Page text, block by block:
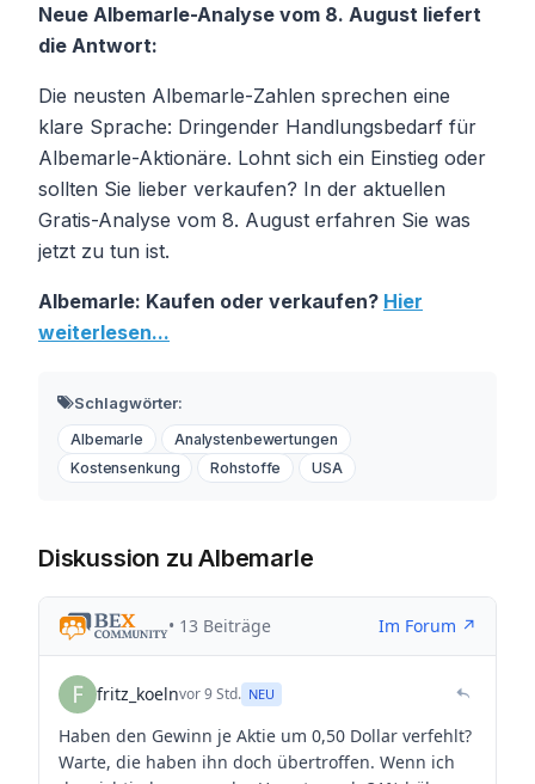
Neue Albemarle-Analyse vom 8. August liefert
die Antwort:
Die neusten Albemarle-Zahlen sprechen eine
klare Sprache: Dringender Handlungsbedarf für
Albemarle-Aktionäre. Lohnt sich ein Einstieg oder
sollten Sie lieber verkaufen? In der aktuellen
Gratis-Analyse vom 8. August erfahren Sie was
jetzt zu tun ist.
Albemarle: Kaufen oder verkaufen? Hier
weiterlesen...
Schlagwörter:
Albemarle
Analystenbewertungen
Kostensenkung
Rohstoffe USA
Diskussion zu Albemarle